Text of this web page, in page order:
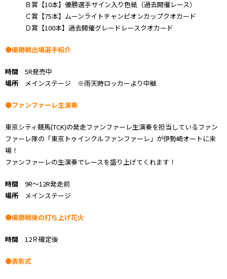
Ｂ賞【10本】優勝選手サイン入り色紙（過去開催レース）
Ｃ賞【75本】ムーンライトチャンピオンカップクオカード
Ｄ賞【100本】過去開催グレードレースクオカード
●優勝戦出場選手紹介
時間 5R発売中
場所メインステージ ※雨天時ロッカーより中継
●ファンファーレ生演奏
東京シティ競馬(TCK)の発走ファンファーレ生演奏を担当しているファン
ファーレ隊の「東京トゥインクルファンファーレ」が伊勢崎オートに来
場！
ファンファーレの生演奏でレースを盛り上げてくれます！
時間 9R～12R発走前
場所メインステージ
●優勝戦後の打ち上げ花火
時間 12Ｒ確定後
●表彰式